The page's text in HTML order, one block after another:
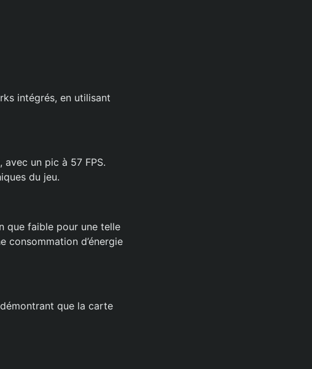
intégrés, en utilisant
avec un pic à 57 FPS.
du jeu.
que faible pour une telle
consommation d’énergie
que la carte